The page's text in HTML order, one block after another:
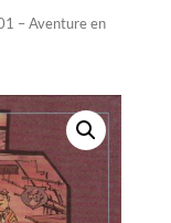
– Aventure en